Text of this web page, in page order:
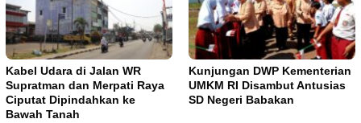
Kabel Udara di Jalan WR
Supratman dan Merpati Raya
Ciputat Dipindahkan ke
Bawah Tanah
Kunjungan DWP Kementerian
UMKM RI Disambut Antusias
SD Negeri Babakan